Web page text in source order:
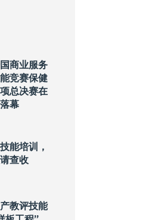
商业服务
竞赛保健
总决赛在
幕
能培训，
查收
教评技能